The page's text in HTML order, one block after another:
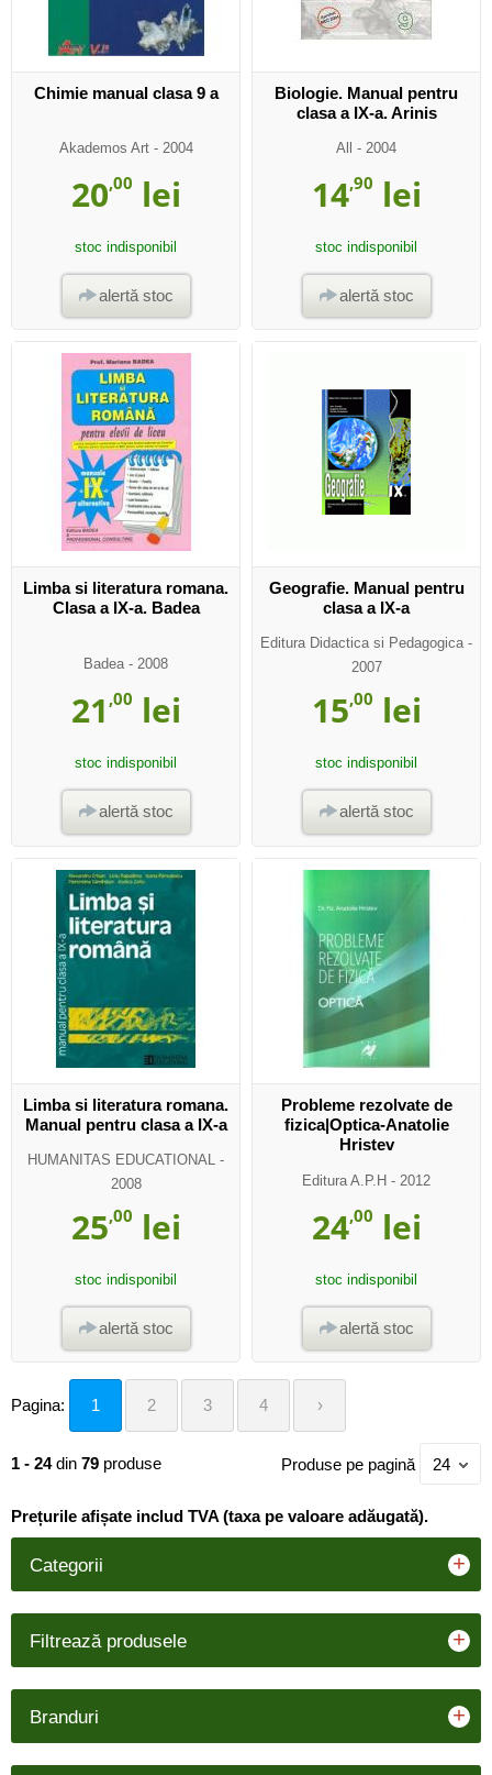
Chimie manual clasa 9 a
Akademos Art- 2004
20,00 lei
stoc indisponibil
alertă stoc
Biologie. Manual pentru
clasa a IX-a. Arinis
All - 2004
14,90 lei
stoc indisponibil
alertă stoc
Limba si literatura romana.
Clasa a IX-a. Badea
Badea- 2008
21 ,00 lei
stoc indisponibil
alertă stoc
Geografie. Manual pentru
clasa a IX-a
Editura Didactica si Pedagogica-
2007
15,00 lei
stoc indisponibil
alertă stoc
Limba si literatura romana.
Manual pentru clasa a IX-a
HUMANITAS EDUCATIONAL -
2008
25,00 lei
stoc indisponibil
alertă stoc
Probleme rezolvate de
fizica|Optica-Anatolie
Hristev
Editura A.P.H - 2012
24,00 lei
stoc indisponibil
alertă stoc
Pagina: 1 2 3 4 ›
1 - 24din 79 produse Produse pe pagină 24
Prețurile afișate includ TVA (taxa pe valoare adăugată).
Categorii +
Filtrează produsele +
Branduri +